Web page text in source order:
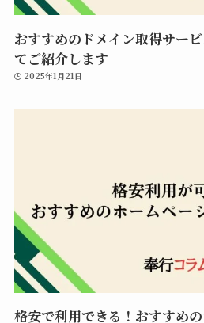
おすすめのドメイン取得サー
てご紹介します
2025年1月21日
格安で利用できる！おすすめ